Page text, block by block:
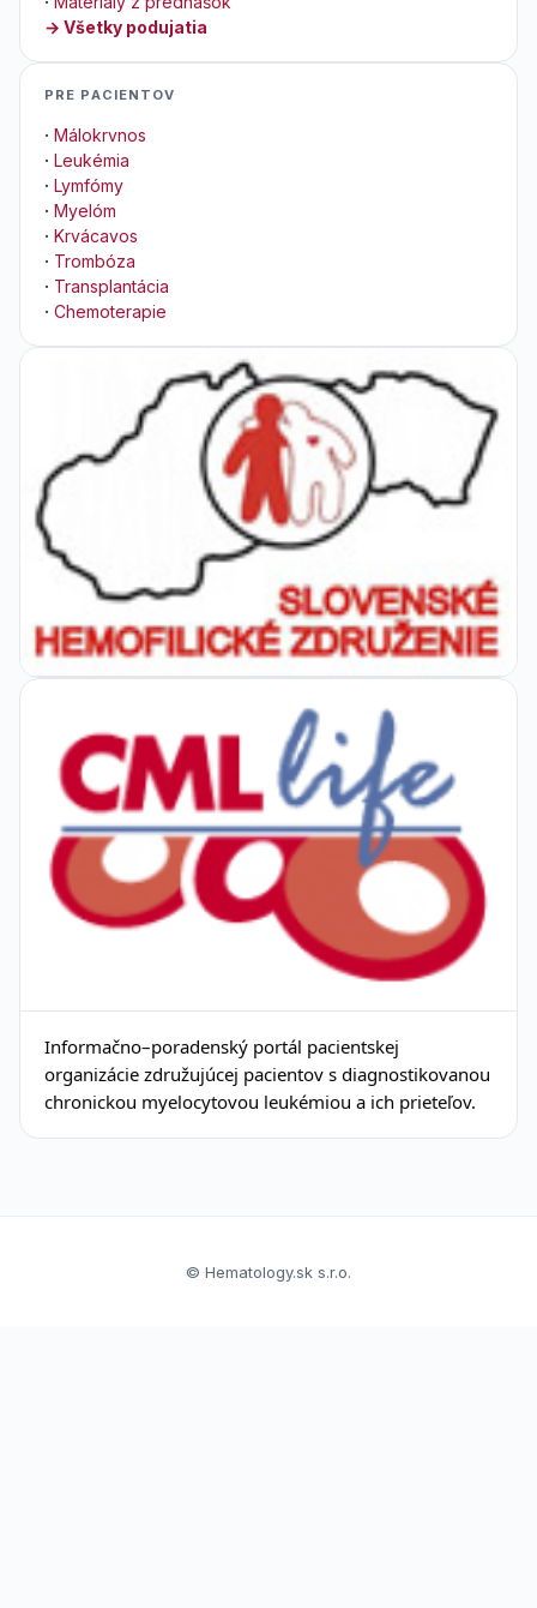
→ Všetky podujatia
PRE PACIENTOV
· Málokrvnos
· Leukémia
· Lymfómy
· Myelóm
· Krvácavos
· Trombóza
· Transplantácia
· Chemoterapie
Informačno–poradenský portál pacientskej
organizácie združujúcej pacientov s diagnostikovanou
chronickou myelocytovou leukémiou a ich prieteľov.
© Hematology.sk s.r.o.